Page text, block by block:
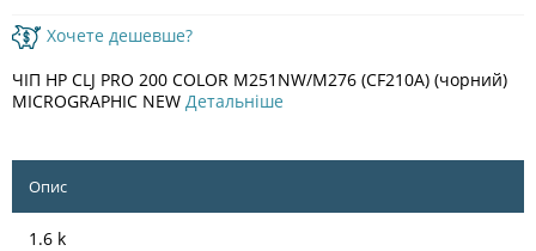
Хочете дешевше?
ЧІП HP CLJ PRO 200 COLOR M251NW/M276 (CF210A) (чорний)
MICROGRAPHIC NEW Детальніше
Опис
1.6 k